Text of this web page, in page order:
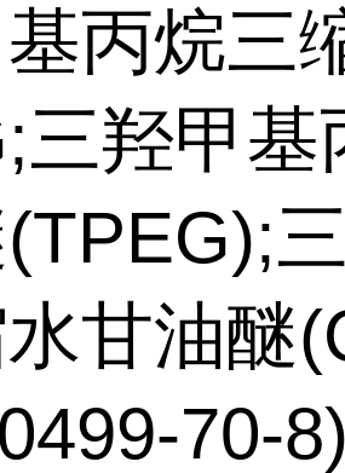
丙烷三
三羟甲
甘油醚
70-